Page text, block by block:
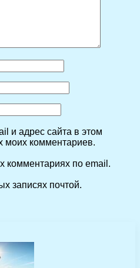
и адрес сайта в этом
моих комментариев.
комментариях по email.
записях почтой.